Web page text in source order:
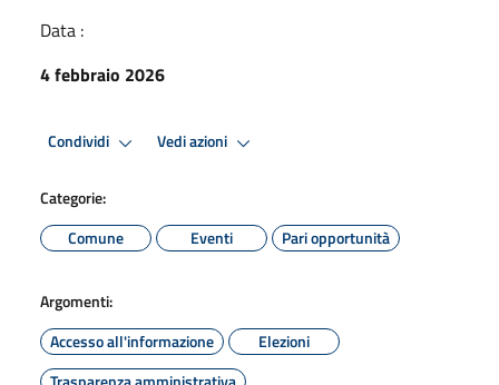
Data :
4 febbraio 2026
Condividi Vedi azioni
Categorie:
Comune
Eventi Pari opportunità
Argomenti:
Accesso all'informazione
Elezioni